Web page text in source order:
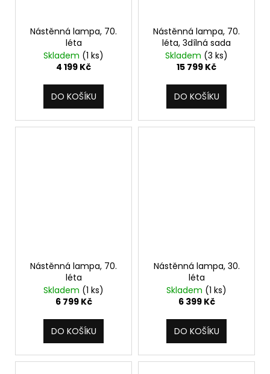
Nástěnná lampa, 70.
léta
Skladem (1 ks)
4 199 Kč
DO KOŠÍKU
Nástěnná lampa, 70.
léta, 3dílná sada
Skladem (3 ks)
15 799 Kč
DO KOŠÍKU
Nástěnná lampa, 70.
léta
Skladem (1 ks)
6 799 Kč
DO KOŠÍKU
Nástěnná lampa, 30.
léta
Skladem (1 ks)
6 399 Kč
DO KOŠÍKU